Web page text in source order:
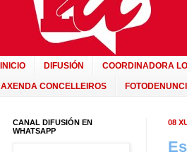
INICIO DIFUSIÓN COORDINADORA
AXENDA CONCELLEIROS
08
CANAL DIFUSIÓN EN
WHATSAPP